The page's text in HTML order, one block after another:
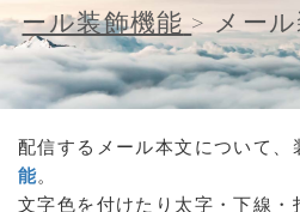
ール装飾機能 > メー
配信するメール本文について、
能。
文字色を付けたり太字・下線